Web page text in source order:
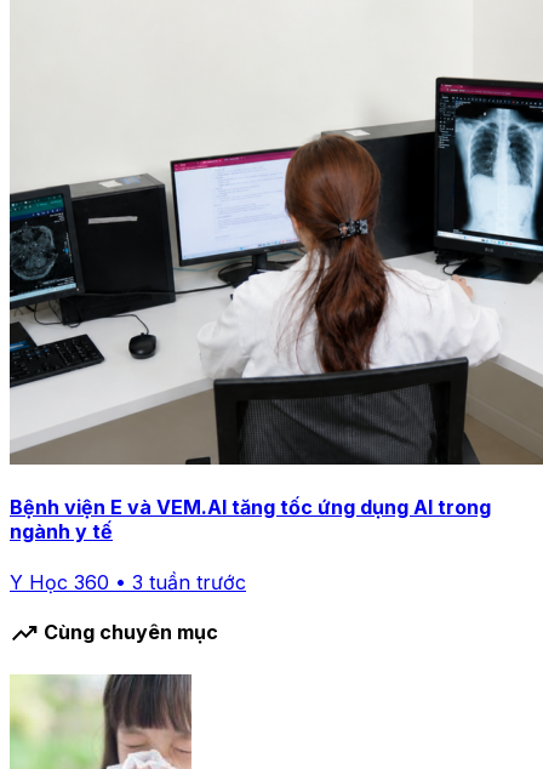
Bệnh viện E và VEM.AI tăng tốc ứng dụng AI trong
ngành y tế
Y Học 360 • 3 tuần trước
trending_up Cùng chuyên mục